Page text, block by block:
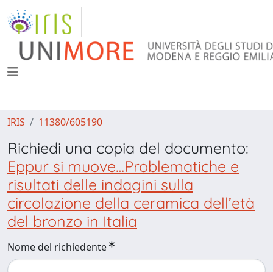
IRIS 11380/605190
Richiedi una copia del documento:
Eppur si muove…Problematiche e
risultati delle indagini sulla
circolazione della ceramica dell’età
del bronzo in Italia
Nome del richiedente